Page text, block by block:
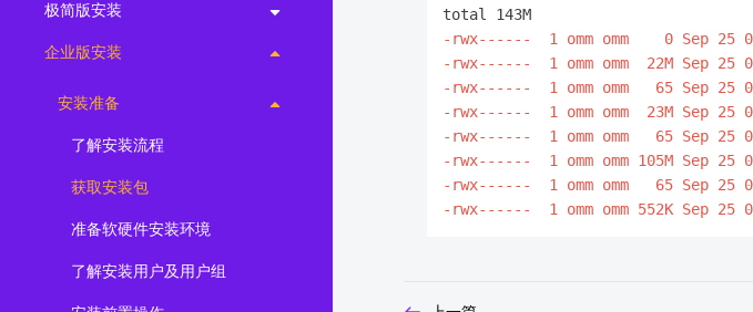
1.1.0
(EOM)
1.0.1 (EOM)
1.0.0 (EOM)
极简版安装
企业版安装
安装准备
了解安装流程
获取安装包
准备软硬件安装环境
了解安装用户及用户组
-rwx------  1 omm omm    0 Sep 25
-rwx------  1 omm omm  22M Sep 25
-rwx------  1 omm omm   65 Sep 25
-rwx------  1 omm omm  23M Sep 25
-rwx------  1 omm omm   65 Sep 25
-rwx------  1 omm omm 105M Sep 25
-rwx------  1 omm omm   65 Sep 25
-rwx------  1 omm omm 552K Sep 25